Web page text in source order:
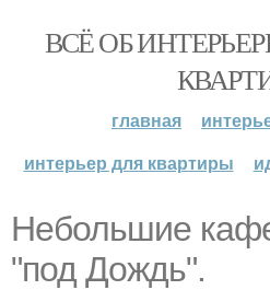
ВСЁ ОБ
главная
интерьер для квартиры
Небольшие
"под Дождь".